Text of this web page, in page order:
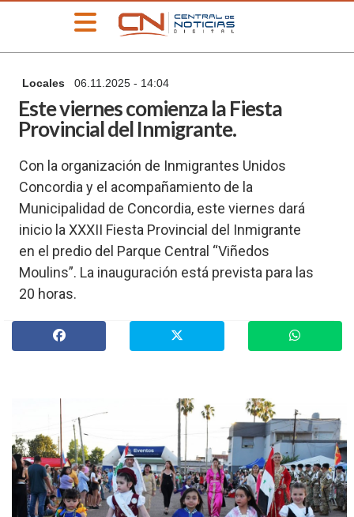
PORTADA
Deportes
Educación
Información
General
Locales
Nacionales
Policiales
»
Cultura
»
Economía
Locales 06.11.2025 - 14:04
Este viernes comienza la Fiesta
Provincial del Inmigrante.
Con la organización de Inmigrantes Unidos
Concordia y el acompañamiento de la
Municipalidad de Concordia, este viernes dará
inicio la XXXII Fiesta Provincial del Inmigrante
en el predio del Parque Central “Viñedos
Moulins”. La inauguración está prevista para las
20 horas.